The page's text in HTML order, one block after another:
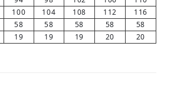
100 104 108 112
116
58 58 58 58
58
19 19 19 20 20